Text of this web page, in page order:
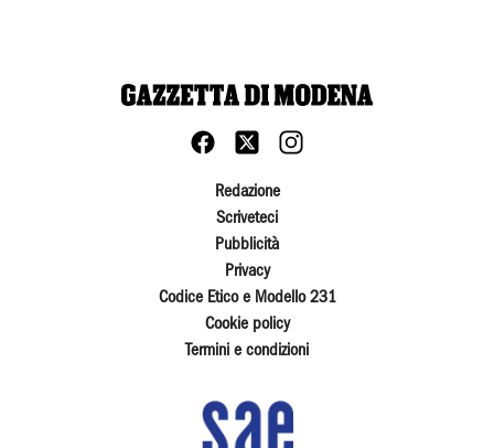
Redazione
Scriveteci
Pubblicità
Privacy
Codice Etico e Modello 231
Cookie policy
Termini e condizioni